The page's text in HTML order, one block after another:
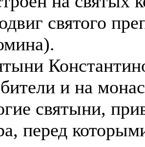
святого
и на
святыни,
перед